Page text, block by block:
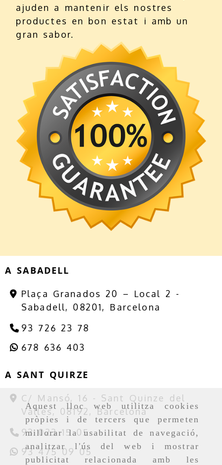
Aquest lloc web utilitza cookies
pròpies i de tercers que permeten
millorar la usabilitat de navegació,
analitzar l'ús del web i mostrar
publicitat relacionada amb les
ajuden a mantenir els nostres
productes en bon estat i amb un
gran sabor.
A SABADELL
Plaça Granados 20 – Local 2 -
Sabadell, 08201, Barcelona
93 726 23 78
678 636 403
A SANT QUIRZE
C/ Mansó, 16 - Sant Quinze del
Vallés, 08192,Barcelona
93 023 15 05
93 475 09 05